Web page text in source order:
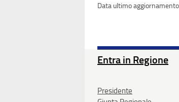
Entra in Regione
Presidente